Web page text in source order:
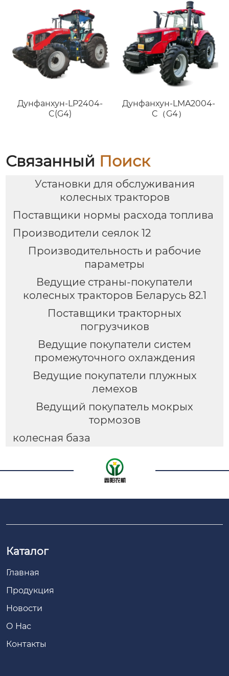
Дунфанхун-LP2404-
C(G4)
Дунфанхун-LMA2004-
C（G4）
Связанный Поиск
Установки для обслуживания
колесных тракторов
Поставщики нормы расхода топлива
Производители сеялок 12
Производительность и рабочие
параметры
Ведущие страны-покупатели
колесных тракторов Беларусь 82.1
Поставщики тракторных
погрузчиков
Ведущие покупатели систем
промежуточного охлаждения
Ведущие покупатели плужных
лемехов
Ведущий покупатель мокрых
тормозов
колесная база
Каталог
Главная
Продукция
Новости
О Нас
Контакты